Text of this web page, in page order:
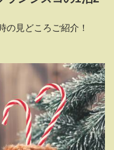
の見どころご紹介！